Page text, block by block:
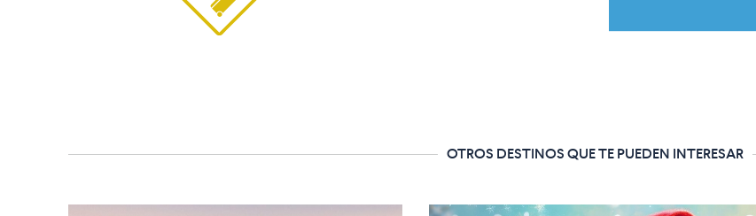
OTROS DESTINOS QUE TE PUEDEN INTERESAR